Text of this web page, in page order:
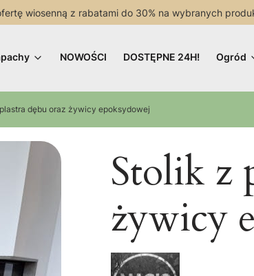
wiosenną z rabatami do 30% na wybranych
NOWOŚCI DOSTĘPNE 24H! Ogród
dębu oraz żywicy epoksydowej
Stolik z
żywicy